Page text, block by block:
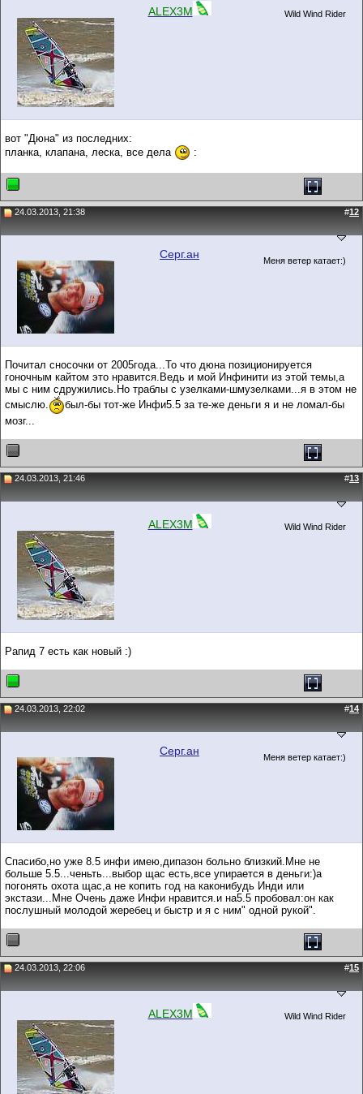
ALEX3M Wild Wind Rider
вот "Дюна" из последних:
планка, клапана, леска, все дела
:
24.03.2013, 21:38 #12
Серг.ан Меня ветер катает:)
Почитал сносочки от 2005года...То что дюна позиционируется
гоночным кайтом это нравится.Ведь и мой Инфинити из этой темы,а
мы с ним сдружились.Но траблы с узелками-шмузелками...я в этом не
смыслю.
был-бы тот-же Инфи5.5 за те-же деньги я и не ломал-бы
мозг...
24.03.2013, 21:46 #13
ALEX3M Wild Wind Rider
Рапид 7 есть как новый :)
24.03.2013, 22:02 #14
Серг.ан Меня ветер катает:)
Спасибо,но уже 8.5 инфи имею,дипазон больно близкий.Мне не
больше 5.5...ченьть...выбор щас есть,все упирается в деньги:)а
погонять охота щас,а не копить год на каконибудь Инди или
экстази...Мне Очень даже Инфи нравится.и на5.5 пробовал:он как
послушный молодой жеребец и быстр и я с ним" одной рукой".
24.03.2013, 22:06 #15
ALEX3M Wild Wind Rider